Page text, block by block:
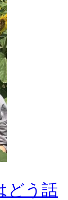
どう話